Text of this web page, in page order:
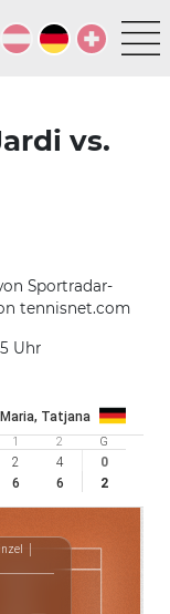
vs.
Sportradar-
tennisnet.com
Uhr
Maria, Tatjana
1 2 G
2 4
0
6 6 2